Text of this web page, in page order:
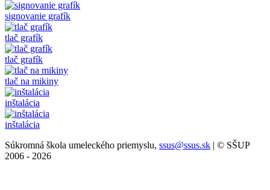
signovanie grafík
tlač grafík
tlač grafík
tlač na mikiny
inštalácia
inštalácia
Súkromná škola umeleckého priemyslu, ssus@ssus.sk | © SŠUP
2006 - 2026